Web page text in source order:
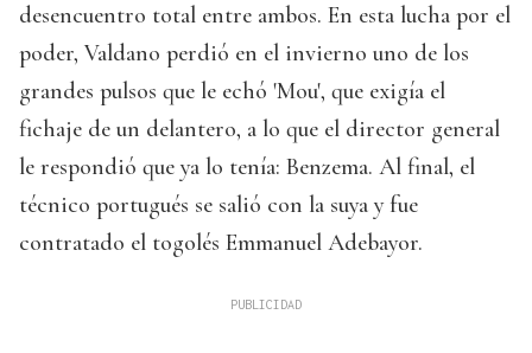
desencuentro total entre ambos. En esta lucha por el
poder, Valdano perdió en el invierno uno de los
grandes pulsos que le echó 'Mou', que exigía el
fichaje de un delantero, a lo que el director general
le respondió que ya lo tenía: Benzema. Al final, el
técnico portugués se salió con la suya y fue
contratado el togolés Emmanuel Adebayor.